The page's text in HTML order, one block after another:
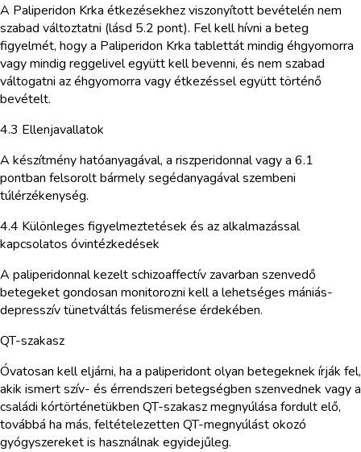
A Paliperidon Krka étkezésekhez viszonyított bevételén nem
szabad változtatni (lásd 5.2 pont). Fel kell hívni a beteg
figyelmét, hogy a Paliperidon Krka tablettát mindig éhgyomorra
vagy mindig reggelivel együtt kell bevenni, és nem szabad
váltogatni az éhgyomorra vagy étkezéssel együtt történő
bevételt.
4.3 Ellenjavallatok
A készítmény hatóanyagával, a riszperidonnal vagy a 6.1
pontban felsorolt bármely segédanyagával szembeni
túlérzékenység.
4.4 Különleges figyelmeztetések és az alkalmazással
kapcsolatos óvintézkedések
A paliperidonnal kezelt schizoaffectív zavarban szenvedő
betegeket gondosan monitorozni kell a lehetséges mániás-
depresszív tünetváltás felismerése érdekében.
QT-szakasz
Óvatosan kell eljárni, ha a paliperidont olyan betegeknek írják fel,
akik ismert szív- és érrendszeri betegségben szenvednek vagy a
családi kórtörténetükben QT-szakasz megnyúlása fordult elő,
továbbá ha más, feltételezetten QT-megnyúlást okozó
gyógyszereket is használnak egyidejűleg.